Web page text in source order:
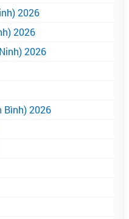
2026
2026
2026
Bình) 2026